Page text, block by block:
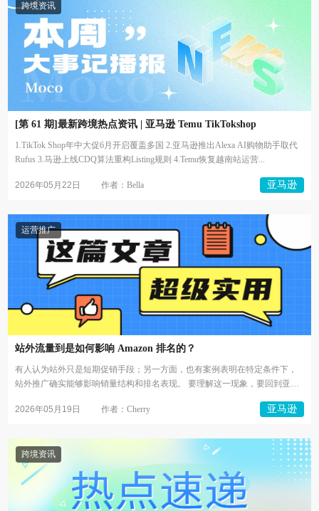
跨境资讯
[第 61 期]最新跨境热点资讯 | 亚马逊 Temu TikTokshop
1.TikTok Shop年中大促6月开启覆盖多国 2.亚马逊推出Alexa AI购物助手取代
Rufus 3.马逊上线CDQ算法重构Listing规则 4.Temu恢复越南站运营...
2026年05月22日 作者：Bella 亚马逊
运营推广
站外流量到是如何影响 Amazon 排名的？
有人认为站外只是短期促销手段；另一方面，也有案例表明在特定条件下，
站外推广确实能够影响销量结构和排名表现。 要理解这一现象，要回到亚马
2026年05月19日
作者：Cherry 亚马逊
跨境资讯